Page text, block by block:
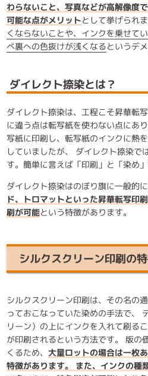
わらないこと、写真などが高解像度
可能な点がメリットとして挙げられま
くならないことや、インクを乗せて
べ裏への色抜けが浅くなるというデ
ダイレクト捺染とは？
ダイレクト捺染は、工程こそ昇華転
に違う点は転写紙を使わない点にあ
写紙に印刷し、転写紙のインクに熱
していましたが、 ダイレクト捺染で
す。簡単に言えば「印刷」と「染め」
ダイレクト捺染はのぼり旗に一般的
ド、トロマットといった昇華転写印
刷が可能という特徴があります。
シルクスクリーン印刷の
シルクスクリーン印刷は、その名の
っておこなっていた染めの手法で、
リーン）の上にインクを入れて刷る
が印刷されるという方法です。 版の
くるため、 大量ロットの場合は一枚
特徴があります。 また、インクの種